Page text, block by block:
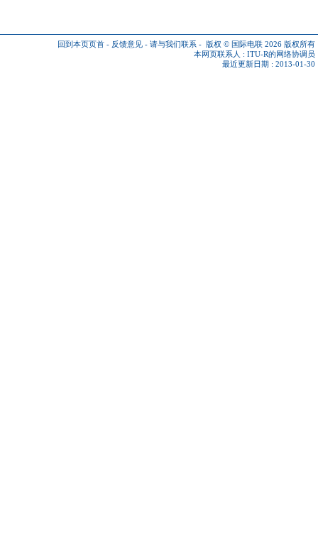
回到本页页首 - 反馈意见 - 请与我们联系 - 版权 © 国际电联 2026 版权所有
本网页联系人 : ITU-R的网络协调员
最近更新日期 : 2013-01-30